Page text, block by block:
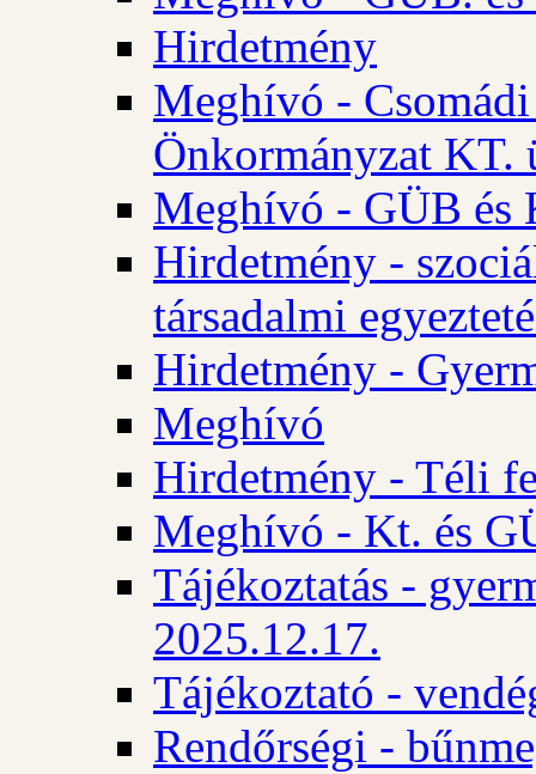
Hirdetmény
Meghívó -
Önkormányzat KT.
Meghívó - GÜB és
Hirdetmény -
társadalmi
Hirdetmény -
Meghívó
Hirdetmény - Téli
Meghívó - Kt. és
Tájékoztatás -
2025.12.17.
Tájékoztató -
Rendőrségi -